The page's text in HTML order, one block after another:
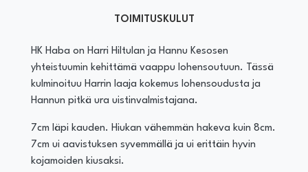
TOIMITUSKULUT
HK Haba on Harri Hiltulan ja Hannu Kesosen
yhteistuumin kehittämä vaappu lohensoutuun. Tässä
kulminoituu Harrin laaja kokemus lohensoudusta ja
Hannun pitkä ura uistinvalmistajana.
7cm läpi kauden. Hiukan vähemmän hakeva kuin 8cm.
7cm ui aavistuksen syvemmällä ja ui erittäin hyvin
kojamoiden kiusaksi.